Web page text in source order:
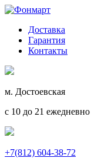
Доставка
Гарантия
Контакты
м. Достоевская
с 10 до 21 ежедневно
+7(812) 604-38-72